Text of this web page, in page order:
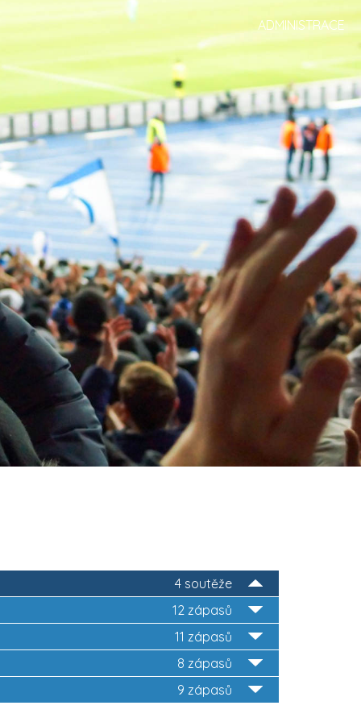
ADMINISTRACE
4 soutěže
12 zápasů
11 zápasů
8 zápasů
9 zápasů